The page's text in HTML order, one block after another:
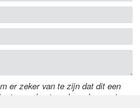
er zeker van te zijn dat dit een
typ onderstaande code over in